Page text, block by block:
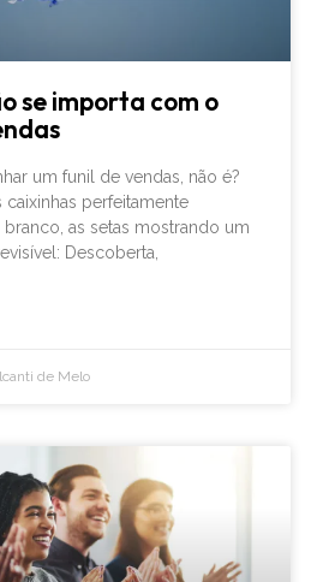
se importa com o
um funil de vendas, não é?
caixinhas perfeitamente
as setas mostrando um
Descoberta,
de Melo